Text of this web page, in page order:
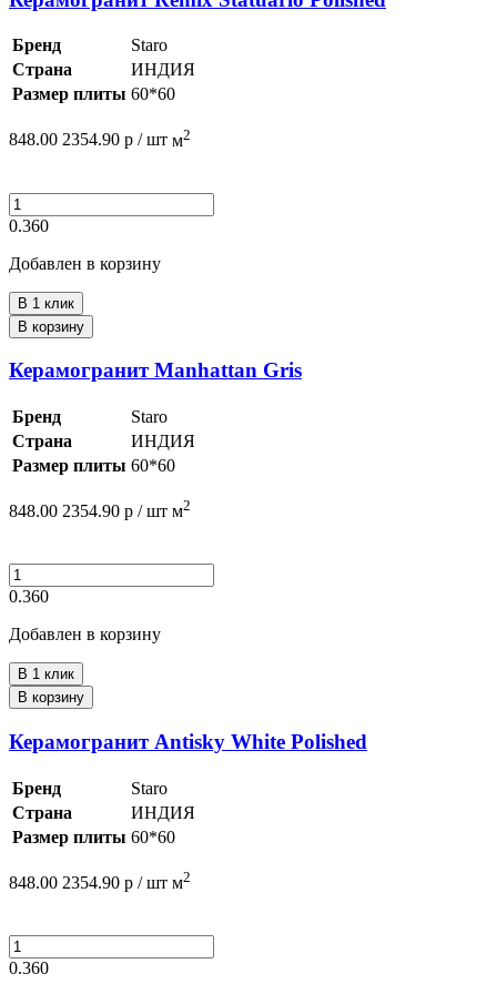
Бренд
Staro
Страна
ИНДИЯ
Размер плиты 60*60
848.00 2354.90 р / шт м2
0.360
Добавлен в корзину
В 1 клик
В корзину
Керамогранит Manhattan Gris
Бренд
Staro
Страна
ИНДИЯ
Размер плиты 60*60
848.00 2354.90 р / шт м2
0.360
Добавлен в корзину
В 1 клик
В корзину
Керамогранит Antisky White Polished
Бренд
Staro
Страна
ИНДИЯ
Размер плиты 60*60
848.00 2354.90 р / шт м2
0.360